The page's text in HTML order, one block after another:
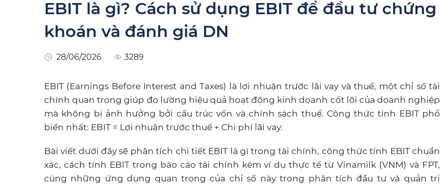
EBIT là gì? Cách sử dụng EBIT để đầu tư chứng
khoán và đánh giá DN
28/06/2026 3289
EBIT (Earnings Before Interest and Taxes) là lợi nhuận trước lãi vay và thuế, một chỉ số tài
chính quan trọng giúp đo lường hiệu quả hoạt động kinh doanh cốt lõi của doanh nghiệp
mà không bị ảnh hưởng bởi cấu trúc vốn và chính sách thuế. Công thức tính EBIT phổ
biến nhất: EBIT = Lợi nhuận trước thuế + Chi phí lãi vay.
Bài viết dưới đây sẽ phân tích chi tiết EBIT là gì trong tài chính, công thức tính EBIT chuẩn
xác, cách tính EBIT trong báo cáo tài chính kèm ví dụ thực tế từ Vinamilk (VNM) và FPT,
cùng những ứng dụng quan trọng của chỉ số này trong phân tích đầu tư và quản trị